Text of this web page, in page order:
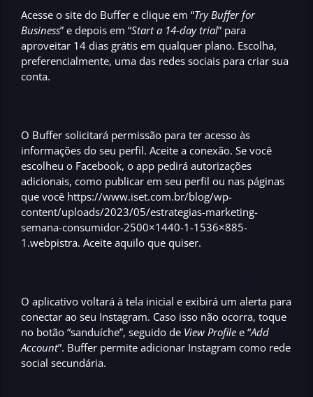
Acesse o site do Buffer e clique em “Try Buffer for
Business” e depois em “Start a 14-day trial” para
aproveitar 14 dias grátis em qualquer plano. Escolha,
preferencialmente, uma das redes sociais para criar sua
conta.
O Buffer solicitará permissão para ter acesso às
informações do seu perfil. Aceite a conexão. Se você
escolheu o Facebook, o app pedirá autorizações
adicionais, como publicar em seu perfil ou nas páginas
que você https://www.iset.com.br/blog/wp-
content/uploads/2023/05/estrategias-marketing-
semana-consumidor-2500×1440-1-1536×885-
1.webpistra. Aceite aquilo que quiser.
O aplicativo voltará à tela inicial e exibirá um alerta para
conectar ao seu Instagram. Caso isso não ocorra, toque
no botão “sanduíche”, seguido de View Profile e “Add
Account”. Buffer permite adicionar Instagram como rede
social secundária.